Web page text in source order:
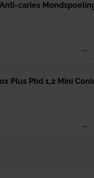
caries
Plus Phd 1,2 Mini